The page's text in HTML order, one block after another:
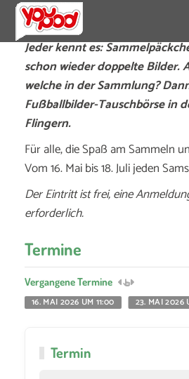
Jeder kennt es:
schon wieder doppelte Bilder.
welche in der Sammlung?
Fußballbilder-Tauschbörse in
Flingern.
Für alle, die Spaß am Sammeln
Vom 16. Mai bis 18. Juli jeden
Der Eintritt ist frei, eine
erforderlich.
Termine
Vergangene Termine
16. MAI 2026 UM 11:00
23. MAI 2026
Termin